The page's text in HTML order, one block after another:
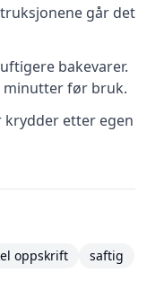
går det
bakevarer.
minutter før bruk.
krydder etter egen
oppskrift
saftig